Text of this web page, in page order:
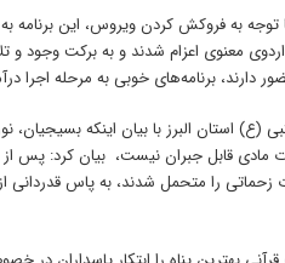
توجه به فروکش کردن ویروس، این برنامه
اردوی معنوی اعزام شدند و به برکت وجود
دارند، برنامه‌های خوبی به مرحله اجرا
(ع) استان البرز با بیان اینکه
مادی قابل جبران نیست، بیان کرد: پس
را متحمل شدند، به پاس قدردانی